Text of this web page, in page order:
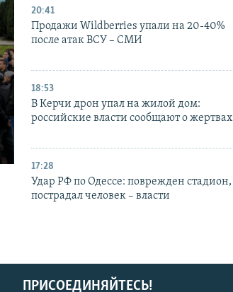
20:41
Продажи Wildberries упали на 20-40%
после атак ВСУ – СМИ
18:53
В Керчи дрон упал на жилой дом:
российские власти сообщают о жертвах
17:28
Удар РФ по Одессе: поврежден стадион,
пострадал человек – власти
ПРИСОЕДИНЯЙТЕСЬ!